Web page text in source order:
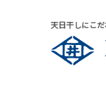
天日干しにこ